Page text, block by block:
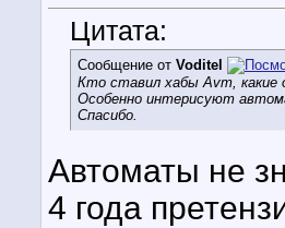
Цитата:
Сообщение от Voditel
Кто ставил хабы Avm,
Особенно интерисуют
Спасибо.
Автоматы не
4 года